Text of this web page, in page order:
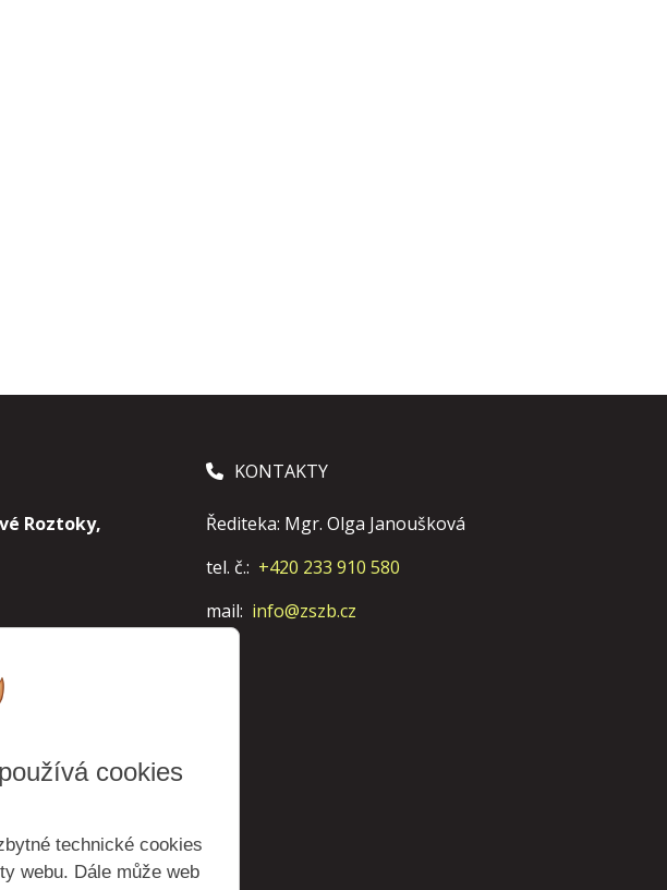
Roztoky,
63 Roztoky
63 Roztoky
KONTAKTY
Řediteka: Mgr. Olga Janoušková
tel. č.: +420 233 910 580
mail: info@zszb.cz
cookies
technické cookies
webu. Dále může web